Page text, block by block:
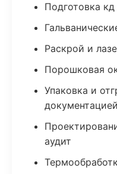
Подготовка
Раскрой и
Порошковая
Упаковка и
документацией
аудит